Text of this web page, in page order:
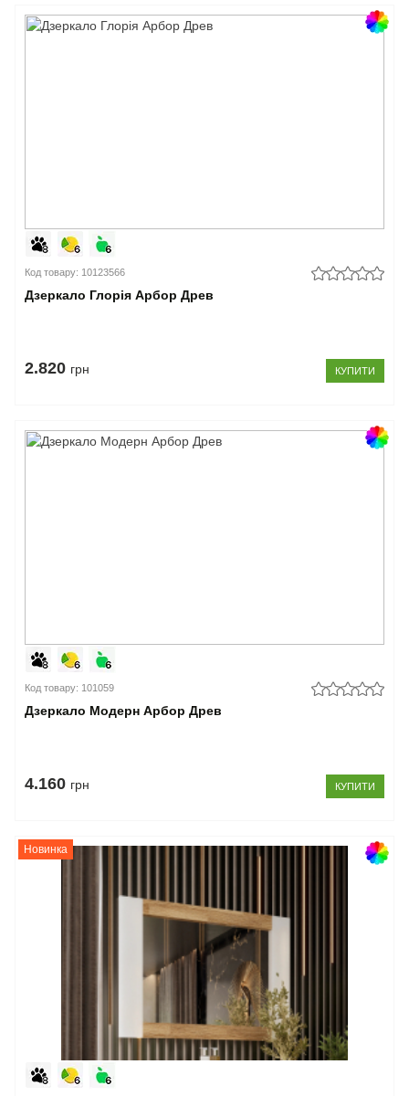
Код товару: 10123566
Дзеркало Глорія Арбор Древ
2.820 грн КУПИТИ
Код товару: 101059
Дзеркало Модерн Арбор Древ
4.160 грн КУПИТИ
Новинка